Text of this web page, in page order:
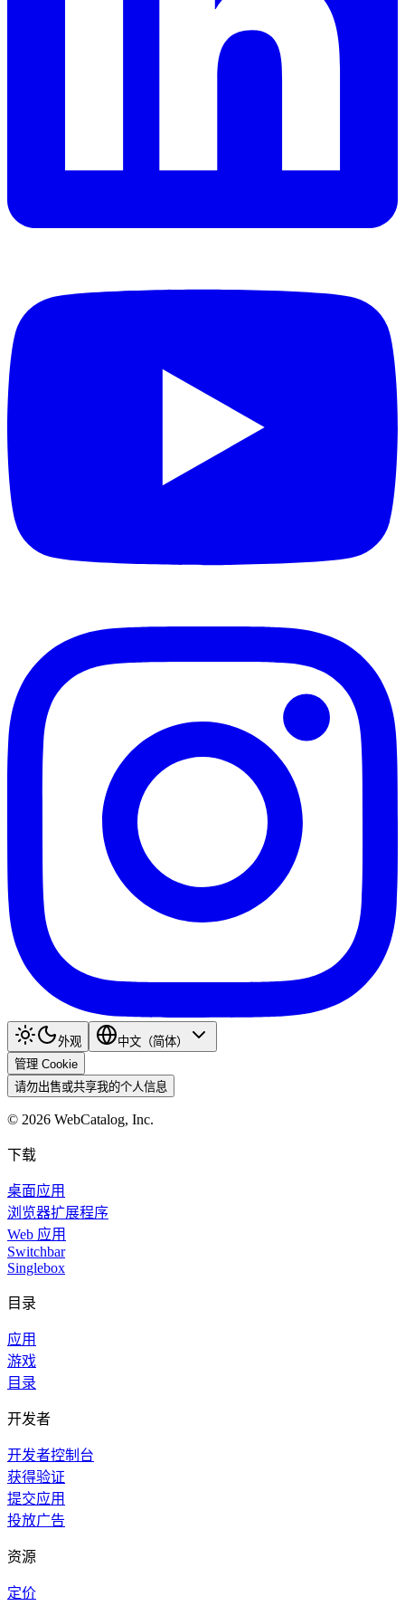
外观
中文（简体）
管理 Cookie
请勿出售或共享我的个人信息
© 2026 WebCatalog, Inc.
下载
桌面应用
浏览器扩展程序
Web 应用
Switchbar
Singlebox
目录
应用
游戏
目录
开发者
开发者控制台
获得验证
提交应用
投放广告
资源
定价